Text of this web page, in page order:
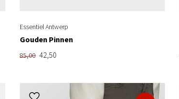
Essentiel Antwerp
Gouden Pinnen
85,00 42,50